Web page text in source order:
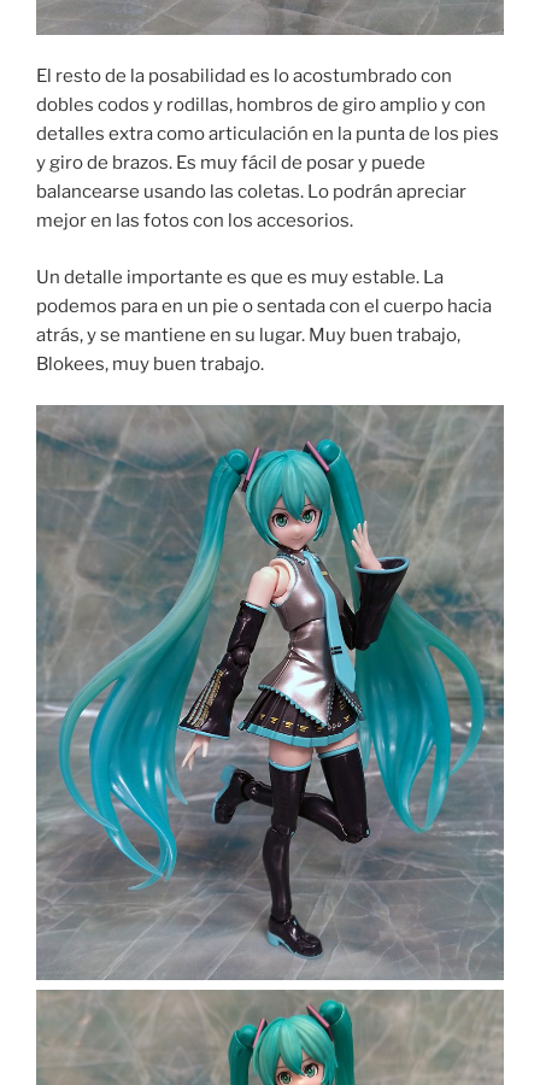
El resto de la posabilidad es lo acostumbrado con
dobles codos y rodillas, hombros de giro amplio y con
detalles extra como articulación en la punta de los pies
y giro de brazos. Es muy fácil de posar y puede
balancearse usando las coletas. Lo podrán apreciar
mejor en las fotos con los accesorios.
Un detalle importante es que es muy estable. La
podemos para en un pie o sentada con el cuerpo hacia
atrás, y se mantiene en su lugar. Muy buen trabajo,
Blokees, muy buen trabajo.